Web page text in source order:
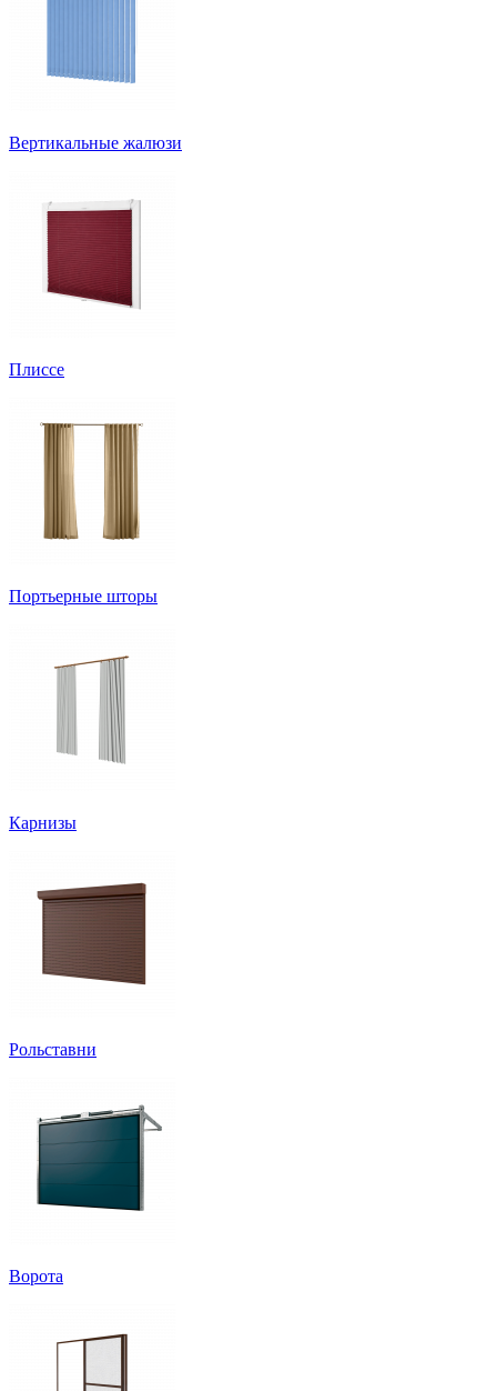
Вертикальные жалюзи
Плиссе
Портьерные шторы
Карнизы
Рольставни
Ворота